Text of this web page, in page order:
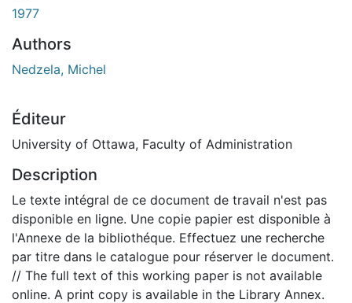
1977
Authors
Nedzela, Michel
Éditeur
University of Ottawa, Faculty of Administration
Description
Le texte intégral de ce document de travail n'est pas
disponible en ligne. Une copie papier est disponible à
l'Annexe de la bibliothéque. Effectuez une recherche
par titre dans le catalogue pour réserver le document.
// The full text of this working paper is not available
online. A print copy is available in the Library Annex.